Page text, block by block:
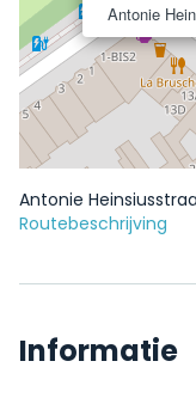
Antonie
Antonie
Routebeschrijving
Informatie